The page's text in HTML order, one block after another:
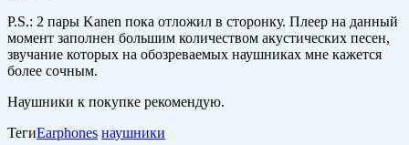
P.S.: 2 пары Kanen пока отложил в сторонку. Плеер на данный
момент заполнен большим количеством акустических песен,
звучание которых на обозреваемых наушниках мне кажется
более сочным.
Наушники к покупке рекомендую.
ТегиEarphones наушники